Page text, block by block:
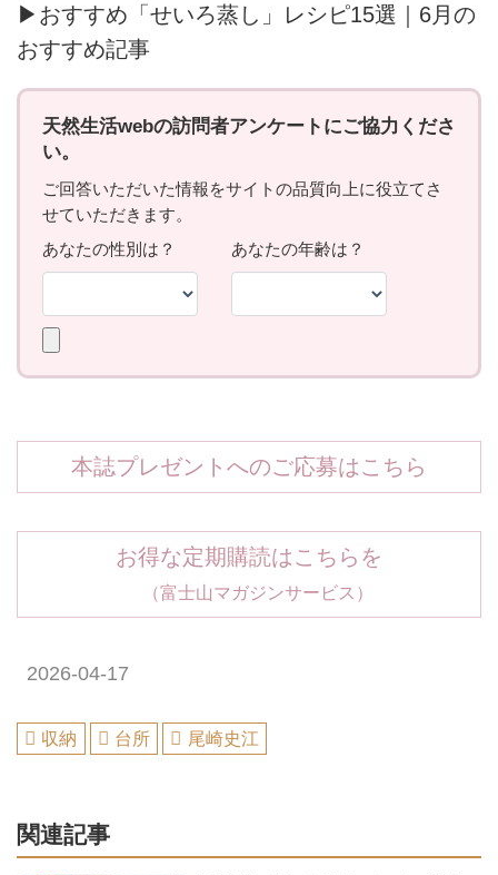
▶おすすめ「せいろ蒸し」レシピ15選｜6月の
おすすめ記事
本誌プレゼントへのご応募はこちら
お得な定期購読はこちらを
（富士山マガジンサービス）
2026-04-17
収納 台所 尾崎史江
関連記事